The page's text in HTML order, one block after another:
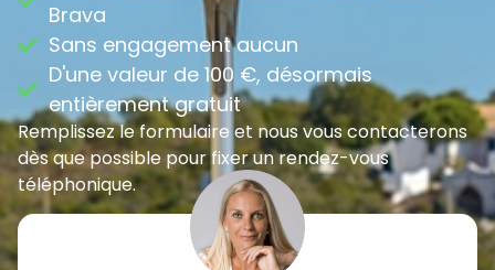
Brava
Sans engagement aucun
D'une valeur de 100 €, désormais
entièrement gratuit
Remplissez le formulaire et nous vous contacterons
dès que possible pour fixer un rendez-vous
téléphonique.